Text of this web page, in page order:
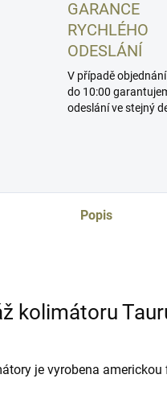
GARANCE
RYCHLÉHO
ODESLÁNÍ
V případě
do 10:00
odeslání ve stejný
Popis
kolimátoru
je vyrobena